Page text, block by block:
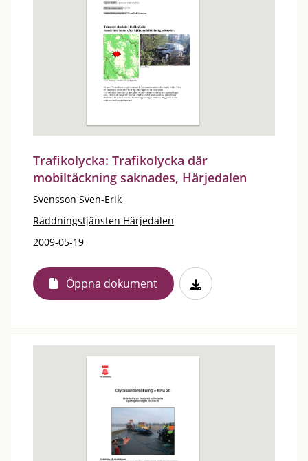
Trafikolycka: Trafikolycka där
mobiltäckning saknades, Härjedalen
Svensson Sven-Erik
Räddningstjänsten Härjedalen
2009-05-19
Öppna dokument